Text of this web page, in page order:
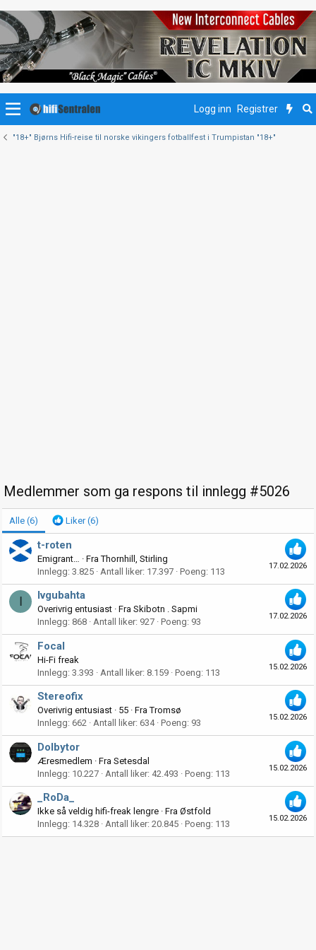
Logg inn Registrer
"18+" Bjørns Hifi-reise til norske vikingers fotballfest i Trumpistan "18+"
Medlemmer som ga respons til innlegg #5026
Alle (6) Liker(6)
17.02.2026
t-roten
Emigrant… · FraThornhill, Stirling
Innlegg 3.825 Antall liker 17.397 Poeng 113
I
17.02.2026
Ivgubahta
Overivrig entusiast · Fra Skibotn . Sapmi
Innlegg 868 Antall liker 927 Poeng 93
15.02.2026
Focal
Hi-Fi freak
Innlegg 3.393 Antall liker 8.159 Poeng 113
15.02.2026
Stereofix
Overivrig entusiast · 55 · FraTromsø
Innlegg 662 Antall liker 634 Poeng 93
15.02.2026
Dolbytor
Æresmedlem · Fra Setesdal
Innlegg 10.227 Antall liker 42.493 Poeng 113
15.02.2026
_RoDa_
Ikke så veldig hifi-freak lengre · Fra Østfold
Innlegg 14.328 Antall liker 20.845 Poeng 113